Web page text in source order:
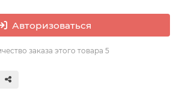
Авторизоваться
заказа этого товара 5